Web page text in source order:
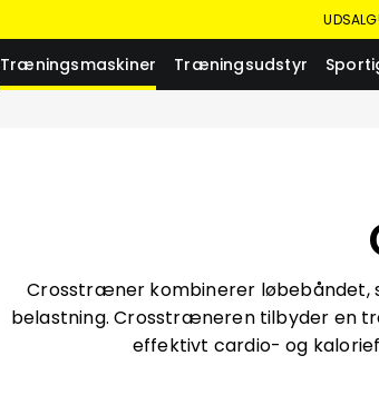
UDSALG!
Træningsmaskiner Træningsudstyr
Crosstræner kombinerer løbebåndet,
belastning. Crosstræneren tilbyder en
effektivt cardio- og